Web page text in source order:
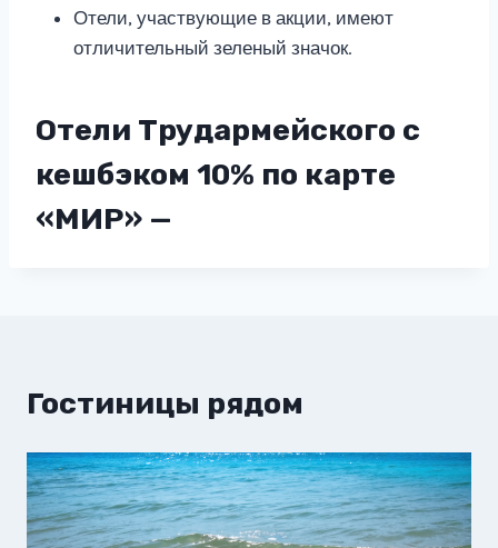
Отели, участвующие в акции, имеют
отличительный зеленый значок.
Отели Трудармейского с
кешбэком 10% по карте
«МИР» —
Гостиницы рядом